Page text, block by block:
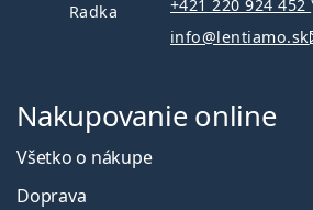
Radka
+421 220 924 452
info@lentiamo.sk
Nakupovanie online
Všetko o nákupe
Doprava